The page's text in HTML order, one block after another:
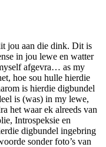
jou aan die dink. Dit is
in jou lewe en watter
afgevra… as my
hoe sou hulle hierdie
is hierdie digbundel
is (was) in my lewe,
het waar ek alreeds van
Introspeksie en
digbundel ingebring
sonder foto’s van